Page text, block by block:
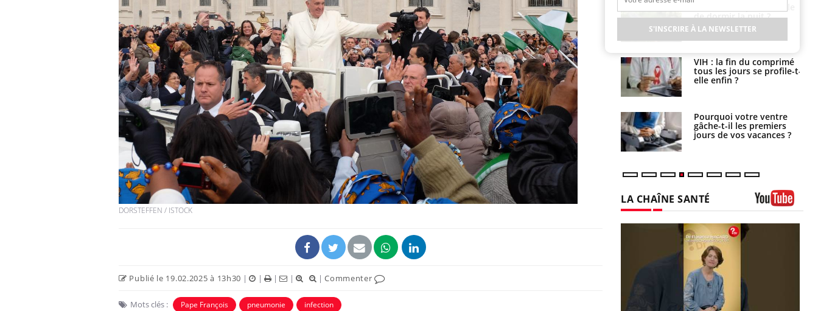
DORSTEFFEN / ISTOCK
Publié le 19.02.2025 à 13h30 | | | | |Commenter
Mots clés : Pape François pneumonie infection
Hantavirus : un cas
détecté chez un touriste
en France
Mortalité infantile : un
rapport s’interroge sur
son taux élevé en France
Grossesse à risque : ce jus
naturel attire l'attention
des chercheurs
Comment oublier les
écrans en vacances ?
Toujours connectés :
comment le travail
empiète de plus en plus
sur nos soirées
Cancer colorectal : une
stratégie simple aurait
changé la donne au Pays
basque
Chikungunya, dengue,
West Nile : que se passe-
t-il dans le sud de la
France ?
Les médicaments GLP-1
protègent-ils aussi les os
?
Cytomégalovirus : ce qui
change dans la prise en
charge des femmes
enceintes
de dormir la nuit ?
VIH : la fin du comprimé
tous les jours se profile-t-
elle enfin ?
Pourquoi votre ventre
gâche-t-il les premiers
jours de vos vacances ?
LA CHAÎNE SANTÉ
S'INSCRIRE À LA NEWSLETTER